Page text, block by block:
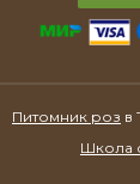
Питомник роз в
Школа